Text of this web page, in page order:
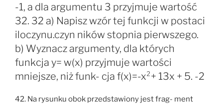
-1, a dla argumentu 3 przyjmuje wartość
32. 32 a) Napisz wzór tej funkcji w postaci
iloczynu.czyn ników stopnia pierwszego.
b) Wyznacz argumenty, dla których
funkcja y= w(x) przyjmuje wartości
mniejsze, niż funk- cja f(x)=-x²+ 13x + 5. -2
42. Na rysunku obok przedstawiony jest frag- ment